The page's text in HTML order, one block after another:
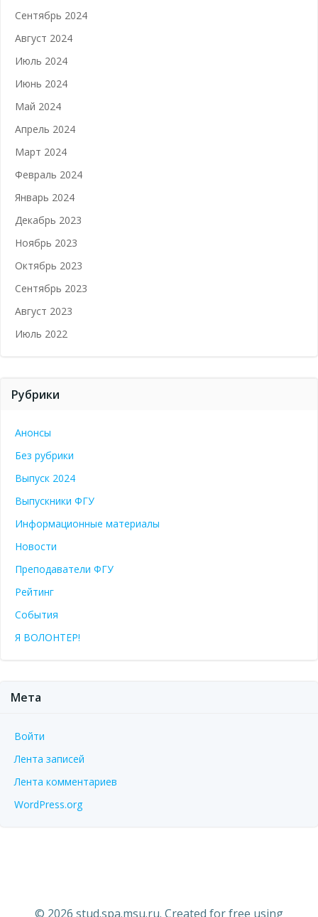
Сентябрь 2024
Август 2024
Июль 2024
Июнь 2024
Май 2024
Апрель 2024
Март 2024
Февраль 2024
Январь 2024
Декабрь 2023
Ноябрь 2023
Октябрь 2023
Сентябрь 2023
Август 2023
Июль 2022
Рубрики
Анонсы
Без рубрики
Выпуск 2024
Выпускники ФГУ
Информационные материалы
Новости
Преподаватели ФГУ
Рейтинг
События
Я ВОЛОНТЕР!
Мета
Войти
Лента записей
Лента комментариев
WordPress.org
© 2026 stud.spa.msu.ru. Created for free using